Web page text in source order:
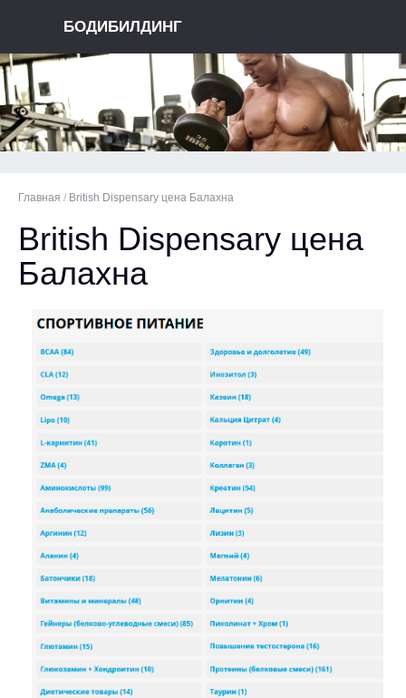
БОДИБИЛДИНГ
Главная / British Dispensary цена Балахна
British Dispensary цена
Балахна